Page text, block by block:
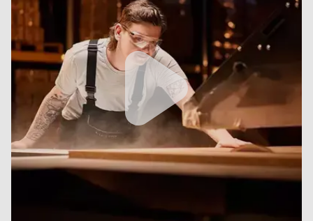
Skrinky so zásuvkami a zásuvky
Akustické paravány
Opierky